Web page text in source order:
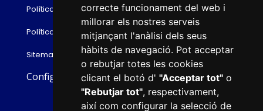
correcte funcionament del web i
millorar els nostres serveis
mitjançant l'anàlisi dels seus
hàbits de navegació. Pot acceptar
o rebutjar totes les cookies
clicant el botó d' "Acceptar tot"o
"Rebutjar tot", respectivament,
així com configurar la selecció de
Política de cookies
Política de privacitat
Sitemap
Configurar cookies